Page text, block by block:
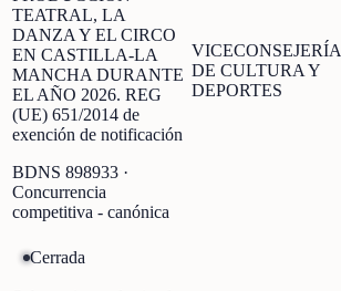
TEATRAL, LA
DANZA Y EL CIRCO
EN CASTILLA-LA
MANCHA DURANTE
EL AÑO 2026. REG
(UE) 651/2014 de
exención de notificación
BDNS 898933 ·
Concurrencia
competitiva - canónica
VICECONSEJERÍA
DE CULTURA Y
DEPORTES
Cerrada